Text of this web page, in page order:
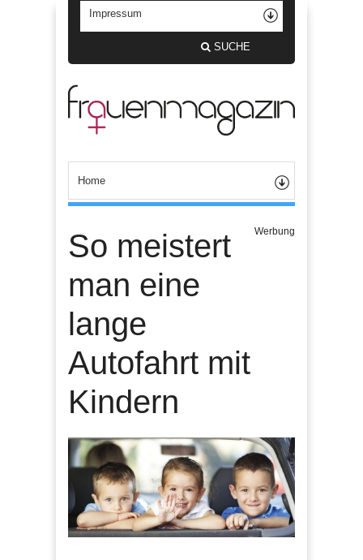
SUCHE
So meistert
man eine
lange
Autofahrt mit
Kindern
Werbung